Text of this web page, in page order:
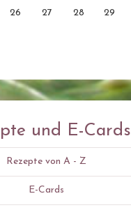
26 27 28 29
und E-Cards
Rezepte von A - Z
E-Cards